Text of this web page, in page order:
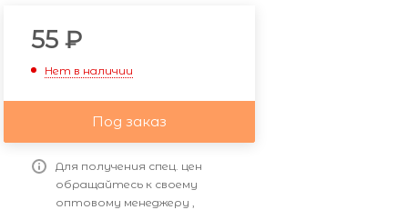
55 ₽
Нет в наличии
Под заказ
Для получения спец. цен
обращайтесь к своему
оптовому менеджеру ,